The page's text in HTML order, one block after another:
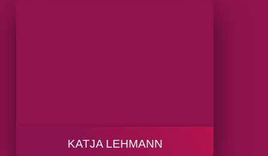
KATJA LEHMANN